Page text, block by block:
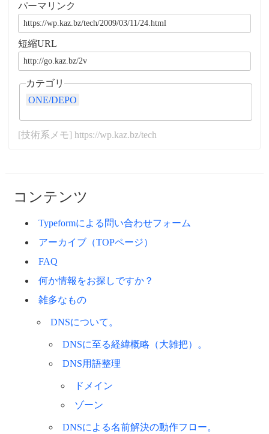
パーマリンク
短縮URL
カテゴリ
ONE/DEPO
[技術系メモ] https://wp.kaz.bz/tech
コンテンツ
Typeformによる問い合わせフォーム
アーカイブ（TOPページ）
FAQ
何か情報をお探しですか？
雑多なもの
DNSについて。
DNSに至る経緯概略（大雑把）。
DNS用語整理
ドメイン
ゾーン
DNSによる名前解決の動作フロー。